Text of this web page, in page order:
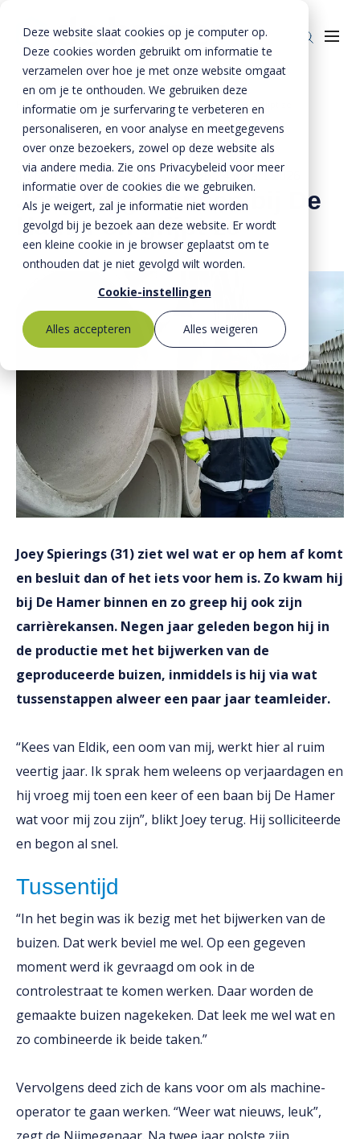
Deze website slaat cookies op je computer op.
Deze cookies worden gebruikt om informatie te
verzamelen over hoe je met onze website omgaat
en om je te onthouden. We gebruiken deze
informatie om je surfervaring te verbeteren en
personaliseren, en voor analyse en meetgegevens
over onze bezoekers, zowel op deze website als
via andere media. Zie ons Privacybeleid voor meer
informatie over de cookies die we gebruiken.
Als je weigert, zal je informatie niet worden
gevolgd bij je bezoek aan deze website. Er wordt
een kleine cookie in je browser geplaatst om te
onthouden dat je niet gevolgd wilt worden.
Cookie-instellingen
Alles accepteren
Alles weigeren
Bestekservice
Producten
Riolering
Bestrating
Oplossingen
BTE Groep
Onze verhalen
Over ons
MVO
Kernwaarden
Mission statement
Toeslagen
HVO toeslag
Dieseltoeslag
Home » Nieuws » Joey krijgt kansen bij De Hamer en grijpt ze
10 februari 2026- Bijgewerkt op24 maart 2026
Joey krijgt kansen bij De
Hamer en grijpt ze
Joey Spierings (31) ziet wel wat er op hem af komt
en besluit dan of het iets voor hem is. Zo kwam hij
bij De Hamer binnen en zo greep hij ook zijn
carrièrekansen. Negen jaar geleden begon hij in
de productie met het bijwerken van de
geproduceerde buizen, inmiddels is hij via wat
tussenstappen alweer een paar jaar teamleider.
“Kees van Eldik, een oom van mij, werkt hier al ruim
veertig jaar. Ik sprak hem weleens op verjaardagen en
hij vroeg mij toen een keer of een baan bij De Hamer
wat voor mij zou zijn”, blikt Joey terug. Hij solliciteerde
en begon al snel.
Tussentijd
“In het begin was ik bezig met het bijwerken van de
buizen. Dat werk beviel me wel. Op een gegeven
moment werd ik gevraagd om ook in de
controlestraat te komen werken. Daar worden de
gemaakte buizen nagekeken. Dat leek me wel wat en
zo combineerde ik beide taken.”
Vervolgens deed zich de kans voor om als machine-
operator te gaan werken. “Weer wat nieuws, leuk”,